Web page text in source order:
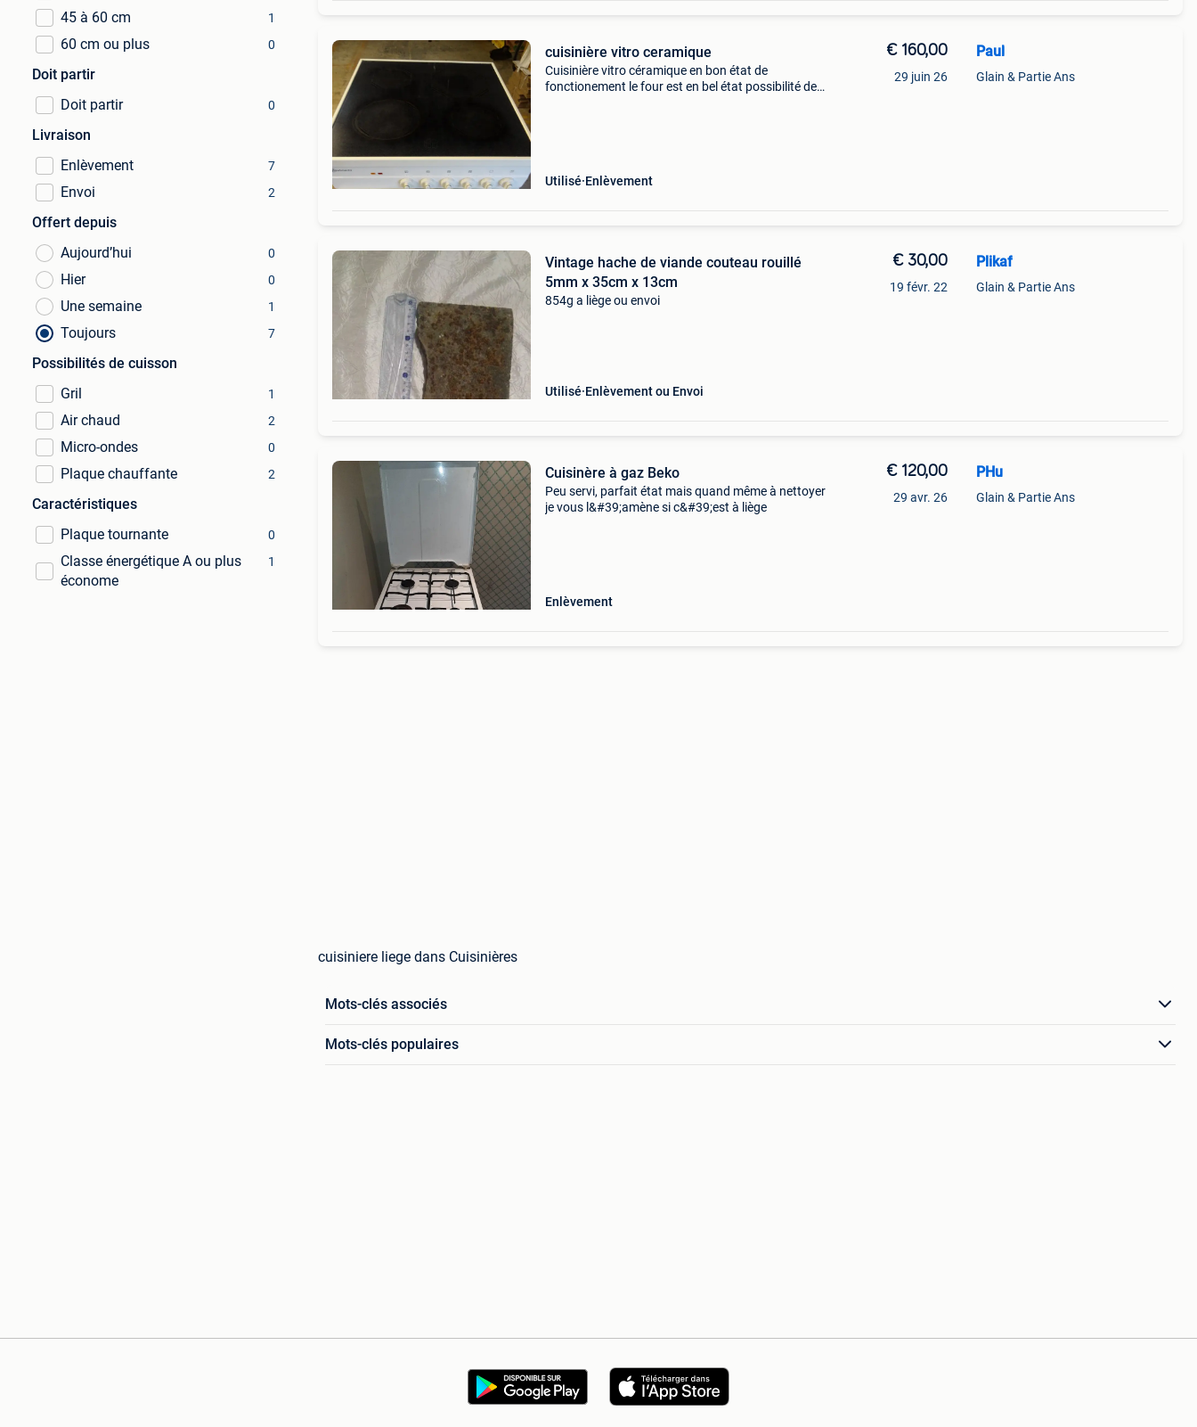
45 à 60 cm 1
60 cm ou plus 0
Doit partir
Doit partir
0
Livraison
Enlèvement
7
Envoi 2
Offert depuis
Aujourd’hui
0
Hier 0
Une semaine 1
Toujours 7
Possibilités de cuisson
Gril
1
Air chaud 2
Micro-ondes 0
Plaque chauffante 2
Caractéristiques
Plaque tournante
0
Classe énergétique A ou plus
économe
1
cuisinière vitro ceramique
Cuisinière vitro céramique en bon état de
fonctionement le four est en bel état possibilité de
Utilisé Enlèvement
€ 160,00
29 juin 26
Paul
Glain & Partie Ans
Vintage hache de viande couteau rouillé
5mm x 35cm x 13cm
854g a liège ou envoi
Utilisé Enlèvement ou Envoi
€ 30,00
19 févr. 22
Plikaf
Glain & Partie Ans
Cuisinère à gaz Beko
Peu servi, parfait état mais quand même à nettoyer
je vous l&#39;amène si c&#39;est à liège
Enlèvement
€ 120,00
29 avr. 26
PHu
Glain & Partie Ans
cuisiniere liege dans Cuisinières
Mots-clés associés
Mots-clés populaires